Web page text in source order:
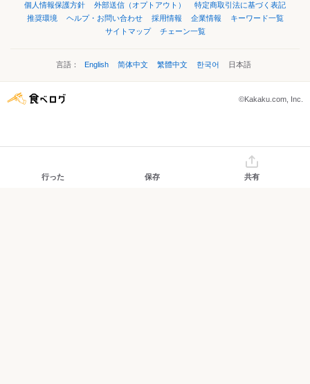
個人情報保護方針
外部送信（オプトアウト）
特定商取引法に基づく表記
推奨環境
ヘルプ・お問い合わせ 採用情報 企業情報
キーワード一覧
サイトマップ
チェーン一覧
言語： English 简体中文 繁體中文 한국어 日本語
©Kakaku.com, Inc.
行った 保存 共有